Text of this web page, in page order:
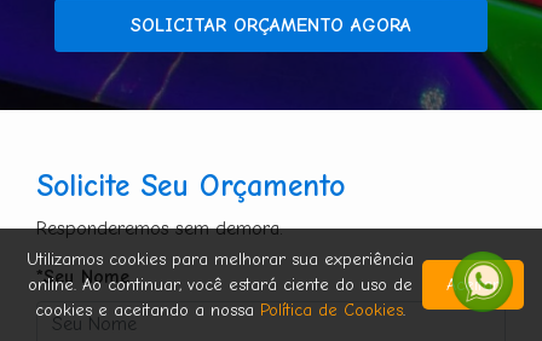
SOLICITAR ORÇAMENTO AGORA
Solicite Seu Orçamento
Responderemos sem demora.
*Seu Nome
Utilizamos cookies para melhorar sua experiência
online. Ao continuar, você estará ciente do uso de
cookies e aceitando a nossa Política de Cookies.
Aceitar